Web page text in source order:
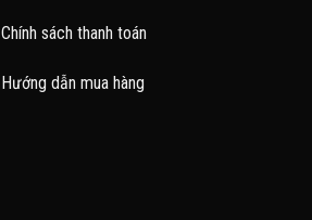
Chính sách thanh toán
Hướng dẫn mua hàng